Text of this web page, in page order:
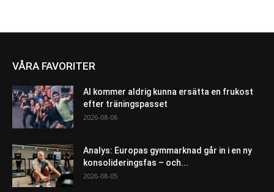
VÅRA FAVORITER
AI kommer aldrig kunna ersätta en frukost
efter träningspasset
2026-08-06
Analys: Europas gymmarknad går in i en ny
konsolideringsfas – och...
2026-08-05